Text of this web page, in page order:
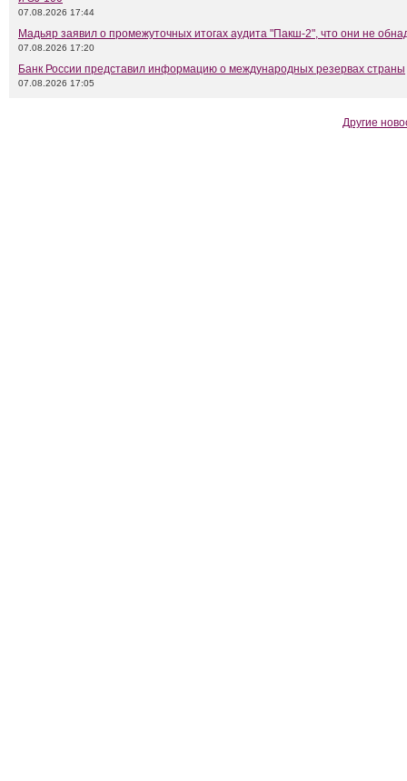
07.08.2026 17:44
Мадьяр заявил о промежуточных итогах аудита "Пакш-2", что они не
07.08.2026 17:20
Банк России представил информацию о международных резервах страны
07.08.2026 17:05
Другие